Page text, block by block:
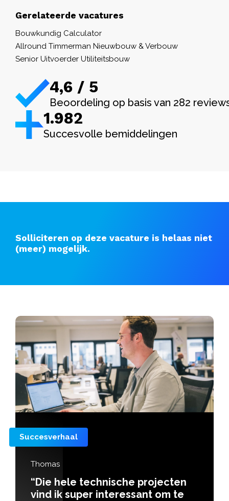
Gerelateerde vacatures
Bouwkundig Calculator
Allround Timmerman Nieuwbouw & Verbouw
Senior Uitvoerder Utiliteitsbouw
4,6 / 5
Beoordeling op basis van 282
1.982
Succesvolle bemiddelingen
Solliciteren op deze vacature is helaas niet
(meer) mogelijk.
Succesverhaal
Thomas
“Die hele technische projecten
vind ik super interessant om te